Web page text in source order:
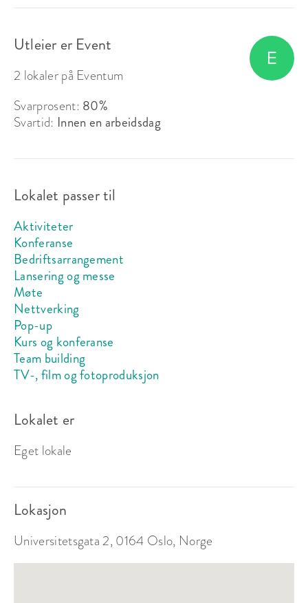
Auditorium 0011 (Exposalen)
Sitteplasser:
Ståplasser: -
Passer til:Selskap, Møte
Fra 9 724 krlokalleie
Auditorium 0100 (Kinosalen)
Ståplasser:-
Utleier er Event
2 lokaler på Eventum
Svarprosent: 80%
Svartid: Innen en arbeidsdag
Lokalet passer til
Aktiviteter
Konferanse
Bedriftsarrangement
Lansering og messe
Møte
Nettverking
Pop-up
Kurs og konferanse
Team building
TV-, film og fotoproduksjon
Lokalet er
Eget lokale
Lokasjon
Universitetsgata 2, 0164 Oslo, Norge